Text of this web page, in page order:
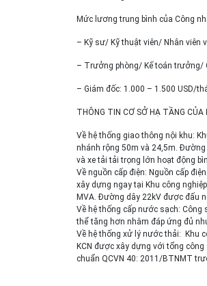
Mức lương trung bình của Công
– Kỹ sư/ Kỹ thuật viên/ Nhân viên
– Trưởng phòng/ Kế toán trưởng/
– Giám đốc: 1.000 – 1.500 USD/
THÔNG TIN CƠ SỞ HẠ TẦNG CỦA
Về hệ thống giao thông nội khu:
nhánh rộng 50m và 24,5m.
và xe tải tải trọng lớn hoạt động
Về nguồn cấp điện: Nguồn cấp
xây dựng ngay tại Khu công
MVA. Đường dây 22kV được đấu
Về hệ thống cấp nước sạch:
thể tăng hơn nhằm đáp ứng đủ
Về hệ thống xử lý nước thải: Khu
KCN được xây dựng với tổng
chuẩn QCVN 40: 2011/BTNMT